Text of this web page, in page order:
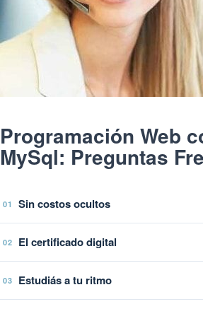
Programación Web
MySql: Preguntas
01 Sin costos ocultos
02 El certificado digital
03 Estudiás a tu ritmo